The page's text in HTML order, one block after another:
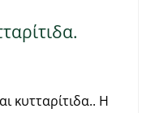
κυτταρίτιδα.. Η